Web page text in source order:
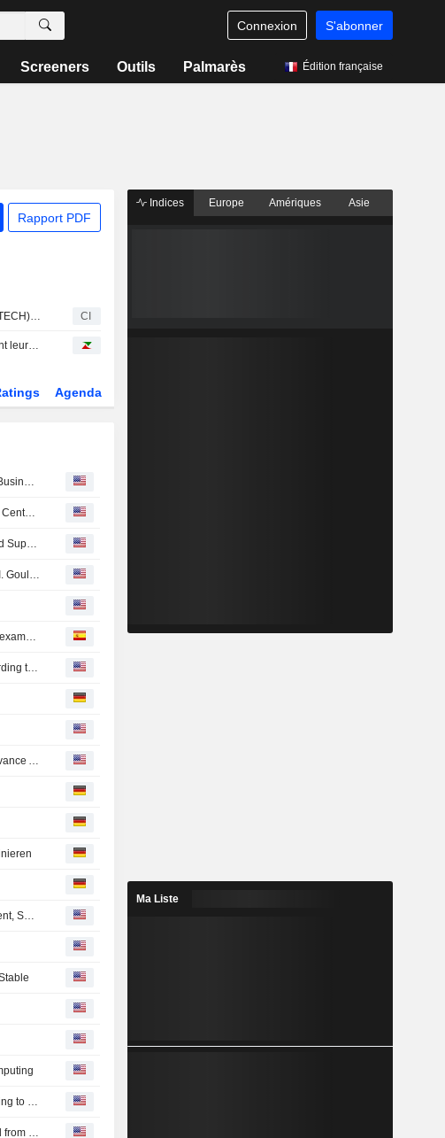
Connexion S'abonner
Screeners Outils Palmarès Édition française
Rapport PDF
HCL Technologies Limited (NSEI:HCLTECH) a finalisé l'acquisition de l'activité Telco Solutions de Hewlett Packard Enterprise Company (NYSE:HPE). CI
GTT Communications et HPE renforcent leur partenariat
Agenda
HCL Technologies Limited completed the acquisition of Telco Solutions Business of Hewlett Packard Enterprise Company.
Rigetti Expands Collaboration with HPE and Pittsburgh Supercomputing Center to Build New Hybrid Quantum-Classical Supercomputer
Rigetti Teaming Up With HPE, Pittsburgh Supercomputing Center to Build Supercomputer
Hewlett Packard Enterprise Company Announces Appointment of David I. Goulden as Director, member of the Finance and Investment Committee and HR and Compensation Committee, Effective July 24, 2026
Ayer en Wall Street: los inversores contienen el aliento entre Ormuz y el examen de Alphabet
Hewlett Packard Enterprise Insider Sold Shares Worth $1,113,199, According to a Recent SEC Filing
HPE Selected for R&D Projects for U.S. DOE-Led Genesis Mission to Advance AI-Driven Innovation and Scientific Discovery
HPE Releases Annual Living Progress Report as AI Uptake Makes Efficient, Secure, and Responsible Digital Infrastructure Even More Critical
Hewlett Packard Enterprise Insider Sold Shares Worth $911,073, According to a Recent SEC Filing
EPlus Honored with North America Networking Partner of the Year Award from HPE
Indices Europe Amériques Asie
Ma Liste